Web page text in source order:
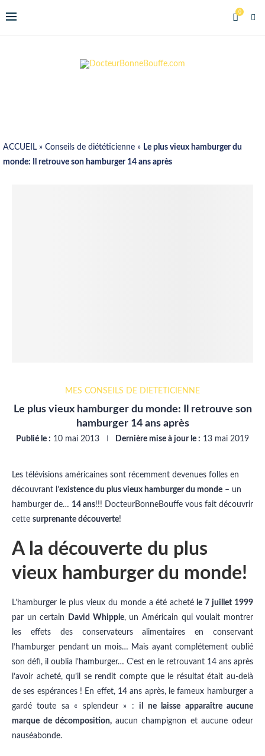
0
ACCUEIL » Conseils de diététicienne » Le plus vieux hamburger du
monde: Il retrouve son hamburger 14 ans après
MES CONSEILS DE DIÉTÉTICIENNE
Le plus vieux hamburger du monde: Il retrouve son
hamburger 14 ans après
Publié le : 10 mai 2013 Dernière mise à jour le : 13 mai 2019
Les télévisions américaines sont récemment devenues folles en
découvrant l’existence du plus vieux hamburger du monde – un
hamburger de… 14 ans!!! DocteurBonneBouffe vous fait découvrir
cette surprenante découverte!
A la découverte du plus
vieux hamburger du monde!
L’hamburger le plus vieux du monde a été acheté le 7 juillet 1999
par un certain
David Whipple, un Américain qui voulait montrer
les effets des conservateurs alimentaires en conservant
l’hamburger pendant un mois… Mais ayant complétement oublié
son défi, il oublia l’hamburger… C’est en le retrouvant 14 ans après
l’avoir acheté, qu’il se rendit compte que le résultat était au-delà
de ses espérances ! En effet, 14 ans après, le fameux hamburger a
gardé toute sa « splendeur » : il ne laisse apparaître aucune
marque de décomposition, aucun champignon et aucune odeur
nauséabonde.